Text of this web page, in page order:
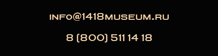
info@1418museum.ru
8 (800) 511 14 18